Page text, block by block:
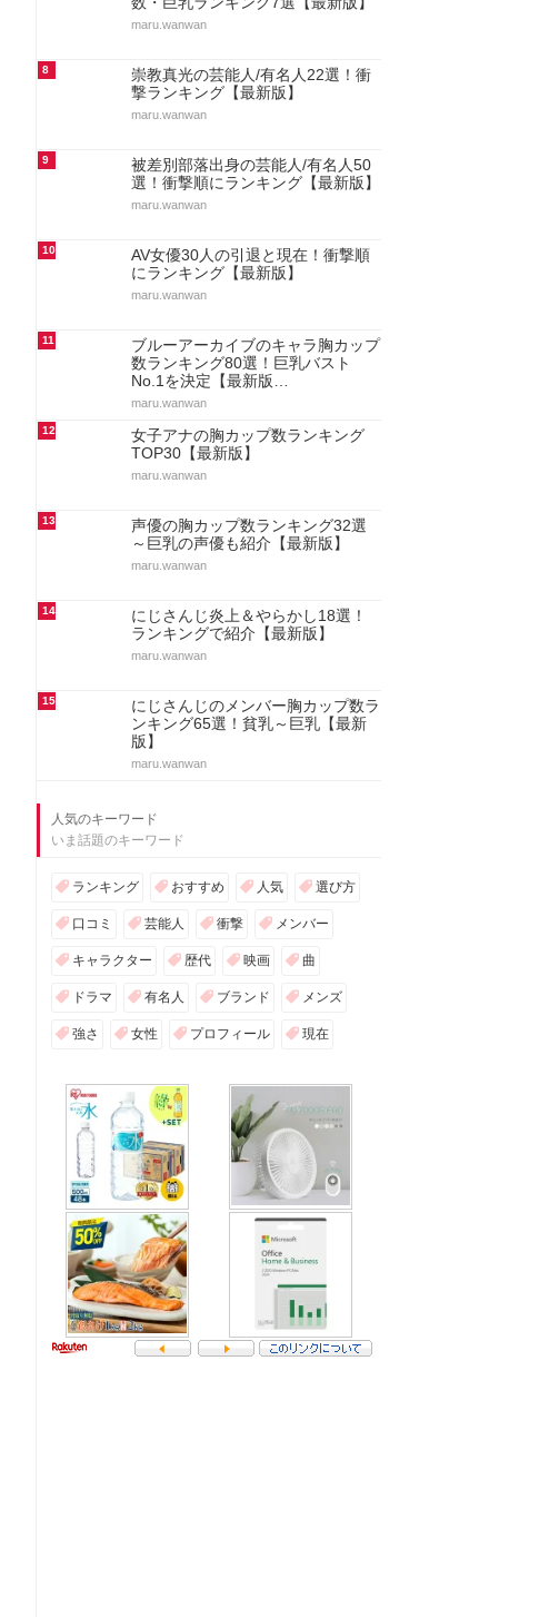
maru.wanwan
8
崇教真光の芸能人/有名人22選！衝
撃ランキング【最新版】
maru.wanwan
9
被差別部落出身の芸能人/有名人50
選！衝撃順にランキング【最新版】
maru.wanwan
10
AV女優30人の引退と現在！衝撃順
にランキング【最新版】
maru.wanwan
11
ブルーアーカイブのキャラ胸カップ
数ランキング80選！巨乳バスト
No.1を決定【最新版…
maru.wanwan
12
女子アナの胸カップ数ランキング
TOP30【最新版】
maru.wanwan
13
声優の胸カップ数ランキング32選
～巨乳の声優も紹介【最新版】
maru.wanwan
14
にじさんじ炎上＆やらかし18選！
ランキングで紹介【最新版】
maru.wanwan
15
にじさんじのメンバー胸カップ数ラ
ンキング65選！貧乳～巨乳【最新
版】
maru.wanwan
人気のキーワード
いま話題のキーワード
ランキング おすすめ 人気 選び方
口コミ 芸能人 衝撃 メンバー
キャラクター 歴代 映画 曲
ドラマ 有名人 ブランド メンズ
強さ 女性 プロフィール 現在